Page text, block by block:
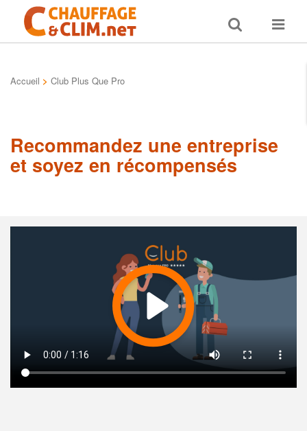
Toggle
search
Toggle
Accueil > Club Plus Que Pro
Recommandez une entreprise
et soyez en récompensés